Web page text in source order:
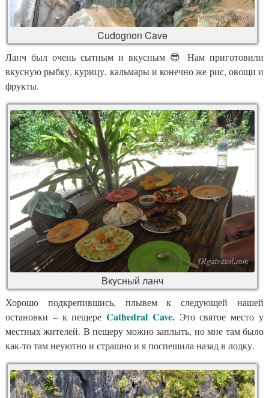
Cudognon Cave
Ланч был очень сытным и вкусным 😎 Нам приготовили
вкусную рыбку, курицу, кальмары и конечно же рис, овощи и
фрукты.
Вкусный ланч
Хорошо подкрепившись, плывем к следующей нашей
остановки – к пещереCathedral Cave.Это святое место у
местных жителей. В пещеру можно заплыть, но мне там было
как-то там неуютно и страшно и я поспешила назад в лодку.